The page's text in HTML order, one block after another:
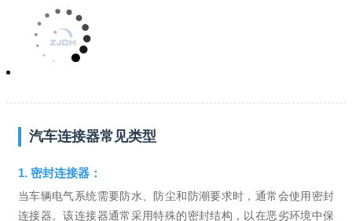
汽车连接器常见类型
1. 密封连接器：
当车辆电气系统需要防水、防尘和防潮要求时，通常会使用密封
连接器。该连接器通常采用特殊的密封结构，以在恶劣环境中保